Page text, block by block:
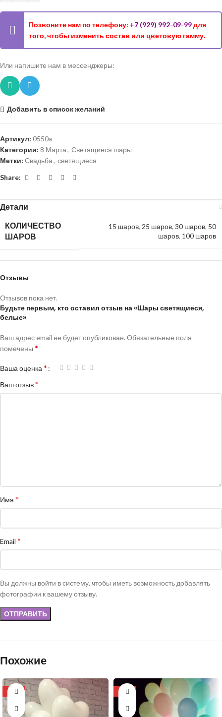
Позвоните нам по телефону: +7 (929) 992-09-99для
того, чтобы изменить состав или цветовую гамму.
Или напишите нам в мессенджеры:
Добавить в список желаний
Артикул: 0550a
Категории: 8 Марта, Светящиеся шары
Метки: Свадьба, светящиеся
Share:
Детали
КОЛИЧЕСТВО
ШАРОВ
15 шаров, 25 шаров, 30 шаров, 50
шаров, 100 шаров
Отзывы
Отзывов пока нет.
Будьте первым, кто оставил отзыв на «Шары светящиеся,
белые»
Ваш адрес email не будет опубликован. Обязательные поля
помечены *
Ваша оценка *
Ваш отзыв*
Имя *
Email *
Вы должны войти в систему, чтобы иметь возможность добавлять
фотографии к вашему отзыву.
Похожие
-11% -13%